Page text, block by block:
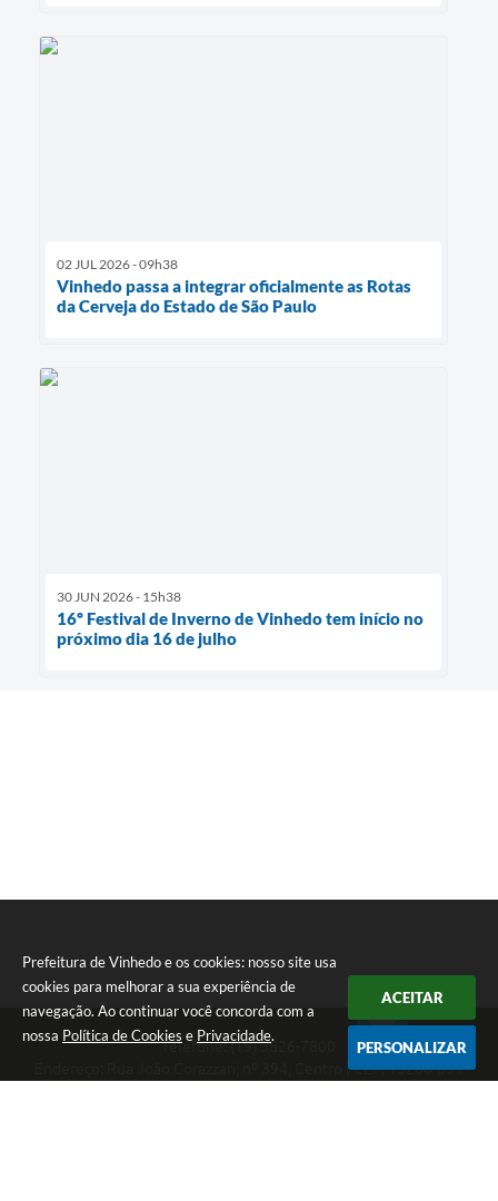
Prefeitura de Vinhedo e os cookies: nosso site usa
cookies para melhorar a sua experiência de
navegação. Ao continuar você concorda com a
nossa Política de Cookies e Privacidade.
ACEITAR
PERSONALIZAR
02 JUL 2026 - 09h38
Vinhedo passa a integrar oficialmente as Rotas
da Cerveja do Estado de São Paulo
30 JUN 2026 - 15h38
16º Festival de Inverno de Vinhedo tem início no
próximo dia 16 de julho
Telefone: (19) 3826-7800
Endereço: Rua João Corazzari, nº 394, Centro | CEP: 13280-091